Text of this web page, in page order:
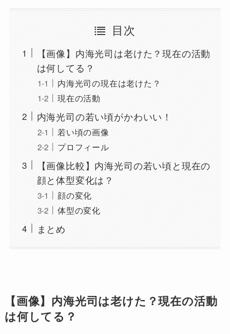
目次
【画像】内海光司は老けた？現在の活動
は何してる？
内海光司の現在は老けた？
現在の活動
内海光司の若い頃がかわいい！
若い頃の画像
プロフィール
【画像比較】内海光司の若い頃と現在の
顔と体型変化は？
顔の変化
体型の変化
まとめ
【画像】内海光司は老けた？現在の活動
は何してる？